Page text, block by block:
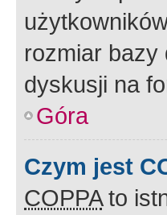
rozmiar bazy
dyskusji na
Góra
Czym jest
COPPAto